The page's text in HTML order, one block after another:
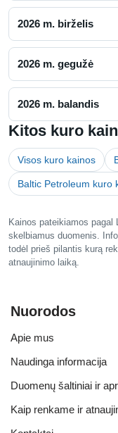
2026 m. birželis
2026 m. gegužė
2026 m. balandis
Kitos kuro
Visos kuro kainos
Baltic Petroleum kuro
Kainos pateikiamos pagal
skelbiamus duomenis.
todėl prieš pilantis kurą
atnaujinimo laiką.
Nuorodos
Apie mus
Naudinga informacija
Duomenų šaltiniai ir
Kaip renkame ir